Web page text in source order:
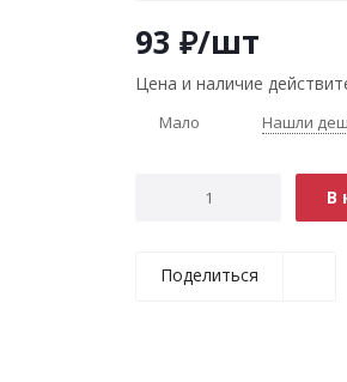
93 ₽/шт
Цена и наличие
Мало Нашли
В
Поделиться